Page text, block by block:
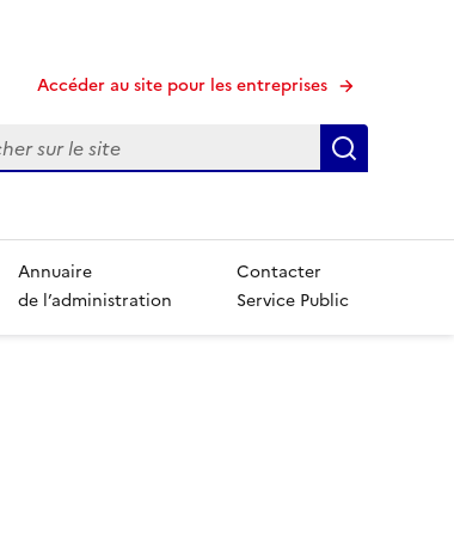
Accéder au site pour les entreprises
Annuaire
de l’administration
Contacter
Service Public